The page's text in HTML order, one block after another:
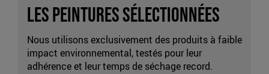
Les Peintures sélectionnées
Nous utilisons exclusivement des produits à faible
impact environnemental, testés pour leur
adhérence et leur temps de séchage record.